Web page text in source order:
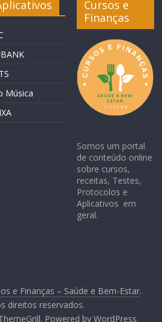
Música
Cursos e
Finanças
Somos um portal
de conteúdo online
sobre cursos,
receitas, Testes,
Protocolos e
Aplicativos em
geral.
e Finanças – Saúde e Bem-Estar.
direitos reservados.
Powered byWordPress.